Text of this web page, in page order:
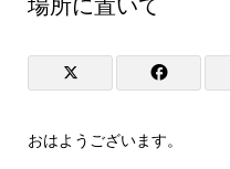
場所に置いて
おはようございます。